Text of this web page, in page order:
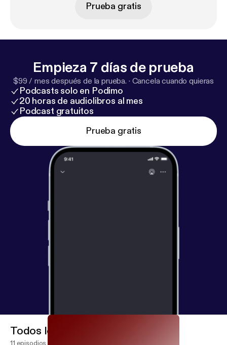
Prueba gratis
Empieza 7 días de prueba
$99 / mes después de la prueba. · Cancela cuando quieras
Podcasts solo en Podimo
20 horas de audiolibros al mes
Podcast gratuitos
Prueba gratis
Todos los episodios
11 episodios